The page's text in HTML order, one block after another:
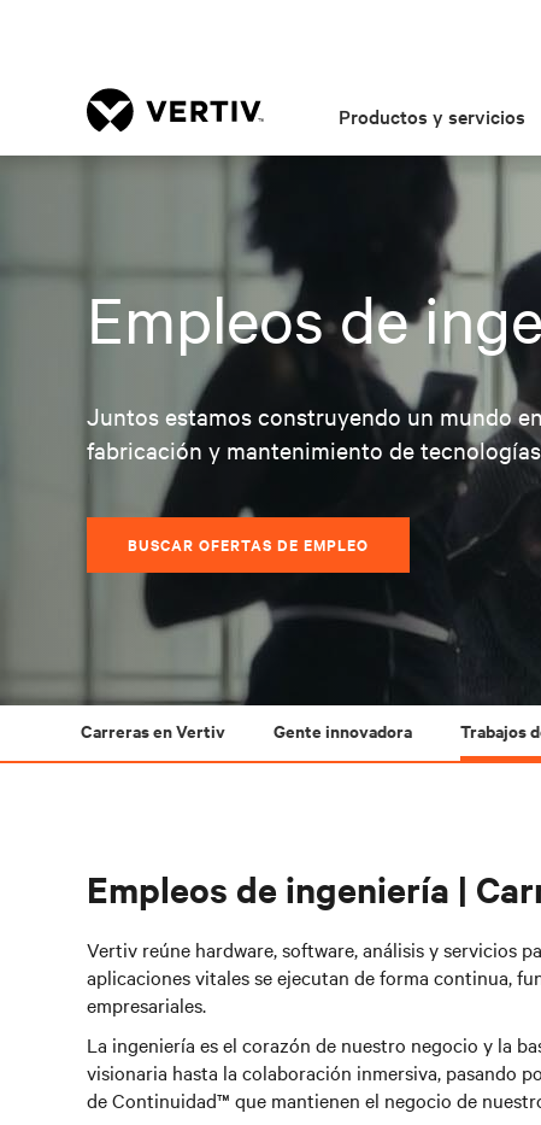
Productos y servicios
Empleos de
Juntos estamos construyendo un mundo
fabricación y mantenimiento de
BUSCAR OFERTAS DE EMPLEO
Carreras en Vertiv Gente innovadora Trabajos
Empleos de ingeniería |
Vertiv reúne hardware, software, análisis y servicios
aplicaciones vitales se ejecutan de forma continua,
empresariales.
La ingeniería es el corazón de nuestro negocio y la
visionaria hasta la colaboración inmersiva, pasando
de Continuidad™ que mantienen el negocio de